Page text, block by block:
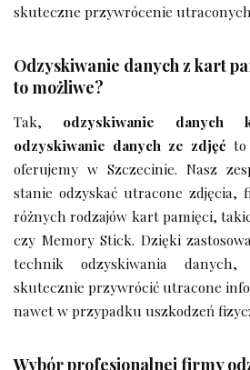
skuteczne przywrócenie
Odzyskiwanie danych z kart
to możliwe?
Tak, odzyskiwanie danych
odzyskiwanie danych ze zdjęć to
oferujemy w Szczecinie. Nasz
stanie odzyskać utracone
różnych rodzajów kart pamięci,
czy Memory Stick. Dzięki
technik odzyskiwania
skutecznie przywrócić utracone
nawet w przypadku uszkodzeń
Wybór profesjonalnej firmy